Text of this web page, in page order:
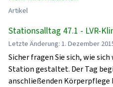
Artikel
Stationsalltag 47.1 - LVR-
Letzte Änderung: 1. Dezember
Sicher fragen Sie sich, wie
Station gestaltet. Der Tag
anschließenden Körperpflege